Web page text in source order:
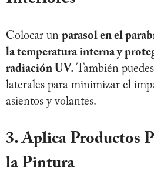
Colocar un parasol en el
la temperatura interna y
radiación UV. También
laterales para minimizar el
asientos y volantes.
3. Aplica Productos
la Pintura